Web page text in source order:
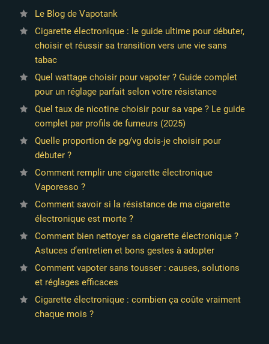
Le Blog de Vapotank
Cigarette électronique : le guide ultime pour débuter,
choisir et réussir sa transition vers une vie sans
tabac
Quel wattage choisir pour vapoter ? Guide complet
pour un réglage parfait selon votre résistance
Quel taux de nicotine choisir pour sa vape ? Le guide
complet par profils de fumeurs (2025)
Quelle proportion de pg/vg dois-je choisir pour
débuter ?
Comment remplir une cigarette électronique
Vaporesso ?
Comment savoir si la résistance de ma cigarette
électronique est morte ?
Comment bien nettoyer sa cigarette électronique ?
Astuces d’entretien et bons gestes à adopter
Comment vapoter sans tousser : causes, solutions
et réglages efficaces
Cigarette électronique : combien ça coûte vraiment
chaque mois ?